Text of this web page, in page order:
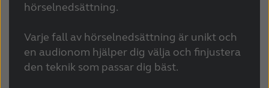
China
Deutschland España
France India
hörselnedsättning.
Varje fall av hörselnedsättning är unikt och
en audionom hjälper dig välja och finjustera
den teknik som passar dig bäst.